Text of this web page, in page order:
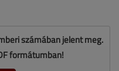
számában jelent meg.
formátumban!